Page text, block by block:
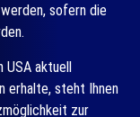
sofern die
USA aktuell
erhalte, steht Ihnen
zur